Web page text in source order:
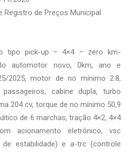
Registro de Preços Municipal
tipo pick-up – 4×4 – zero km-
automotor novo, 0km, ano e
2025, motor de no mínimo 2.8,
cabine dupla, turbo
204 cv, torque de no mínimo 50,9
de 6 marchas, tração 4×2, 4×4
acionamento eletrônico, vsc
estabilidade) e a-trc (controle